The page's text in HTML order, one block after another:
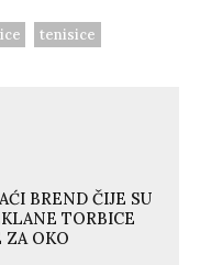
tenisice
BREND ČIJE SU
TORBICE
ZA OKO